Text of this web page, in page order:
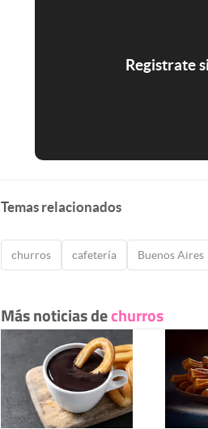
Registrate
Temas relacionados
churros cafetería Buenos Aires
Más noticias dechurros